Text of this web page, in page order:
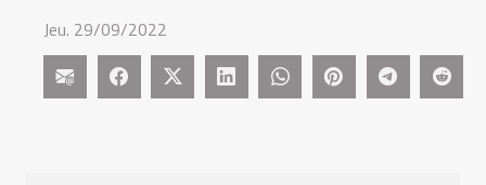
Jeu. 29/09/2022